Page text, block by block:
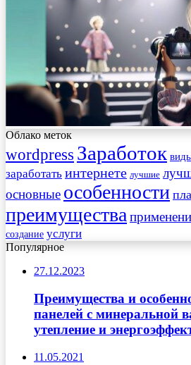
Облако меток
wordpress Заработок
заработать интернете лучшие
основные особенности
преимущества
создание услуги
Популярное
27.12.2023
Преимущества и
панелей с минеральной
утепление и
11.05.2021